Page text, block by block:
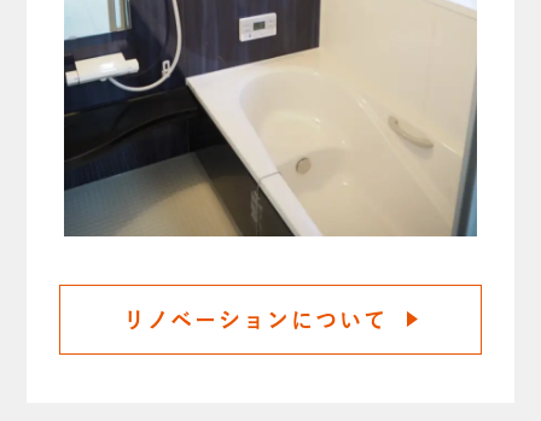
リノベーションについて